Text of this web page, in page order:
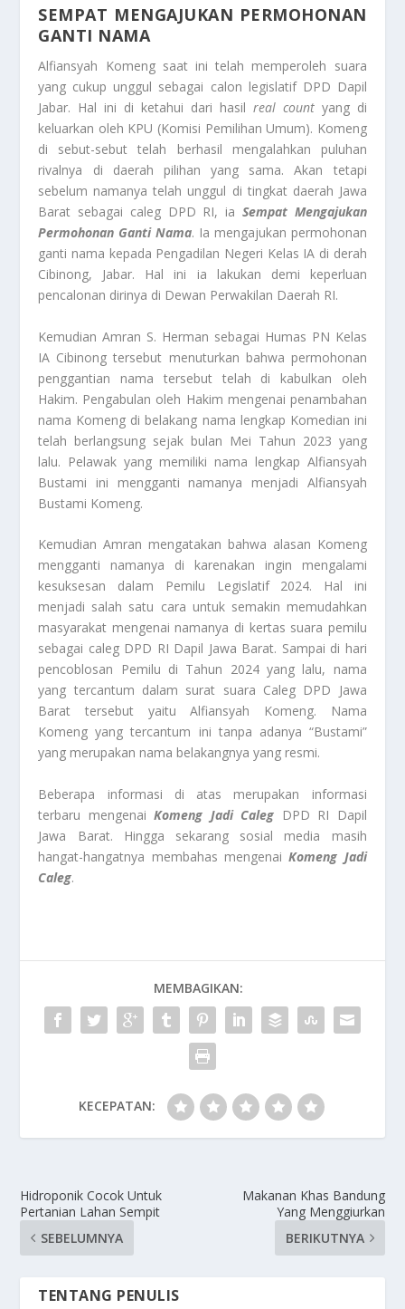
SEMPAT MENGAJUKAN PERMOHONAN
GANTI NAMA
Alfiansyah Komeng saat ini telah memperoleh suara
yang cukup unggul sebagai calon legislatif DPD Dapil
Jabar. Hal ini di ketahui dari hasil real countyang di
keluarkan oleh KPU (Komisi Pemilihan Umum). Komeng
di sebut-sebut telah berhasil mengalahkan puluhan
rivalnya di daerah pilihan yang sama. Akan tetapi
sebelum namanya telah unggul di tingkat daerah Jawa
Barat sebagai caleg DPD RI, ia Sempat Mengajukan
Permohonan Ganti Nama. Ia mengajukan permohonan
ganti nama kepada Pengadilan Negeri Kelas IA di derah
Cibinong, Jabar. Hal ini ia lakukan demi keperluan
pencalonan dirinya di Dewan Perwakilan Daerah RI.
Kemudian Amran S. Herman sebagai Humas PN Kelas
IA Cibinong tersebut menuturkan bahwa permohonan
penggantian nama tersebut telah di kabulkan oleh
Hakim. Pengabulan oleh Hakim mengenai penambahan
nama Komeng di belakang nama lengkap Komedian ini
telah berlangsung sejak bulan Mei Tahun 2023 yang
lalu. Pelawak yang memiliki nama lengkap Alfiansyah
Bustami ini mengganti namanya menjadi Alfiansyah
Bustami Komeng.
Kemudian Amran mengatakan bahwa alasan Komeng
mengganti namanya di karenakan ingin mengalami
kesuksesan dalam Pemilu Legislatif 2024. Hal ini
menjadi salah satu cara untuk semakin memudahkan
masyarakat mengenai namanya di kertas suara pemilu
sebagai caleg DPD RI Dapil Jawa Barat. Sampai di hari
pencoblosan Pemilu di Tahun 2024 yang lalu, nama
yang tercantum dalam surat suara Caleg DPD Jawa
Barat tersebut yaitu Alfiansyah Komeng. Nama
Komeng yang tercantum ini tanpa adanya “Bustami”
yang merupakan nama belakangnya yang resmi.
Beberapa informasi di atas merupakan informasi
terbaru mengenaiKomeng Jadi Caleg DPD RI Dapil
Jawa Barat. Hingga sekarang sosial media masih
hangat-hangatnya membahas mengenaiKomeng Jadi
Caleg.
MEMBAGIKAN:
KECEPATAN:
Hidroponik Cocok Untuk
Pertanian Lahan Sempit
SEBELUMNYA
Makanan Khas Bandung
Yang Menggiurkan
BERIKUTNYA
TENTANG PENULIS